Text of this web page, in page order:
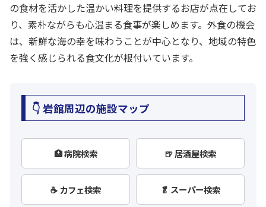
の食材を活かした温かい料理を提供するお店が点在してお
り、素朴ながらも心温まる食事が楽しめます。外食の機会
は、新鮮な海の幸を味わうことが中心となり、地域の特色
を強く感じられる食文化が根付いています。
👇 岩館周辺の施設マップ
🏥 病院検索 🍺 居酒屋検索
☕ カフェ検索 🥬 スーパー検索